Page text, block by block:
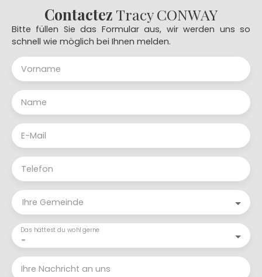
Contactez Tracy CONWAY
Bitte füllen Sie das Formular aus, wir werden uns so
schnell wie möglich bei Ihnen melden.
Vorname
Name
E-Mail
Telefon
Ihre Gemeinde
-
Das hättest du wohl gerne
Ihre Nachricht an uns